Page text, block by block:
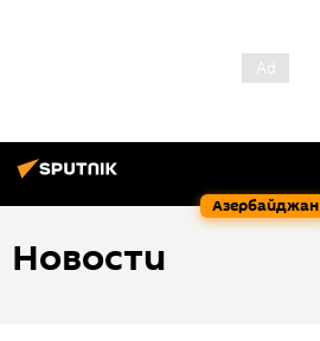
Азербайджан
Новости